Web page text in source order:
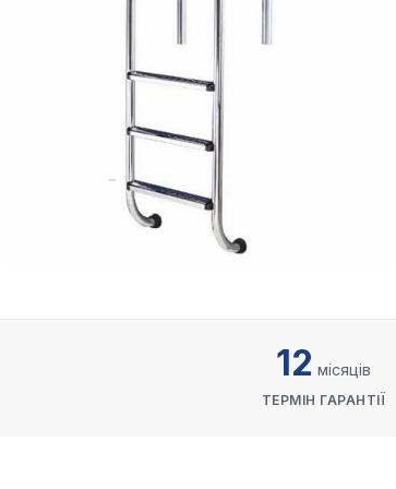
12 місяців
ТЕРМІН ГАРАНТІЇ